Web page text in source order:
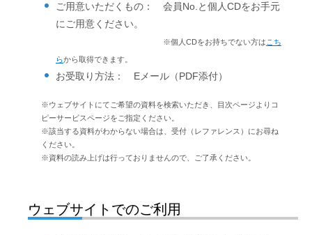
ご用意いただくもの： 会員No.と個人CDをお手元
にご用意ください。
※個人CDをお持ちでない方は こち
らから取得できます。
お受取り方法： Eメール（PDF添付）
※ウェブサイトにてご希望の資料を検索いただき、目次ページよりコ
ピーサービスページをご指定ください。
※該当する資料がわからない場合は、受付（レファレンス）にお尋ね
ください。
※資料の読み上げは行っておりませんので、ご了承ください。
ウェブサイトでのご利用